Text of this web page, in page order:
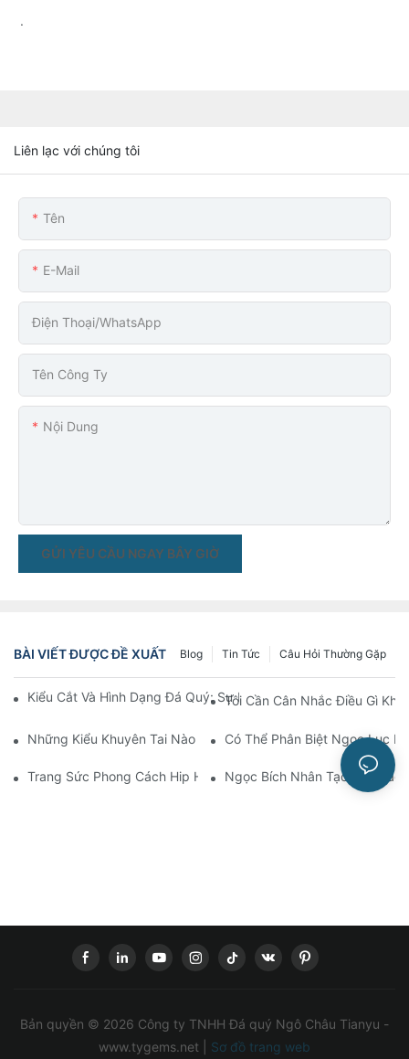
.
Liên lạc với chúng tôi
Tên
E-Mail
Điện Thoại/WhatsApp
Tên Công Ty
Nội Dung
GỬI YÊU CẦU NGAY BÂY GIỜ
BÀI VIẾT ĐƯỢC ĐỀ XUẤT Câu Hỏi Thường Gặp
Tin Tức
Blog
Kiểu Cắt Và Hình Dạng Đá Quý: Sự Khác Biệt Và Tầm Quan
Tôi Cần Cân Nhắc Điều Gì Khi
Những Kiểu Khuyên Tai Nào Là Không Thể Thiếu Đối Với Mọi
Có Thể Phân Biệt Ngọc Lục
Trang Sức Phong Cách Hip Hop Có Giá Bao Nhiêu?
Ngọc Bích Nhân Tạo Có Khác
Bản quyền © 2026 Công ty TNHH Đá quý Ngô Châu Tianyu -
www.tygems.net |
Sơ đồ trang web